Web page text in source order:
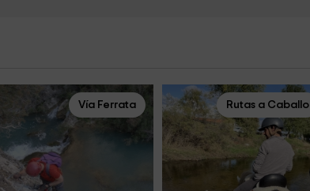
Vía Ferrata Rutas a Caballo